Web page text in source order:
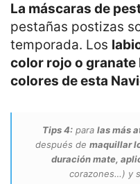
La máscaras de
pestañas postizas
temporada. Los
color rojo o granate
colores de esta
Tips 4:para las más
después de maquillar
duración mate,
corazones…) y